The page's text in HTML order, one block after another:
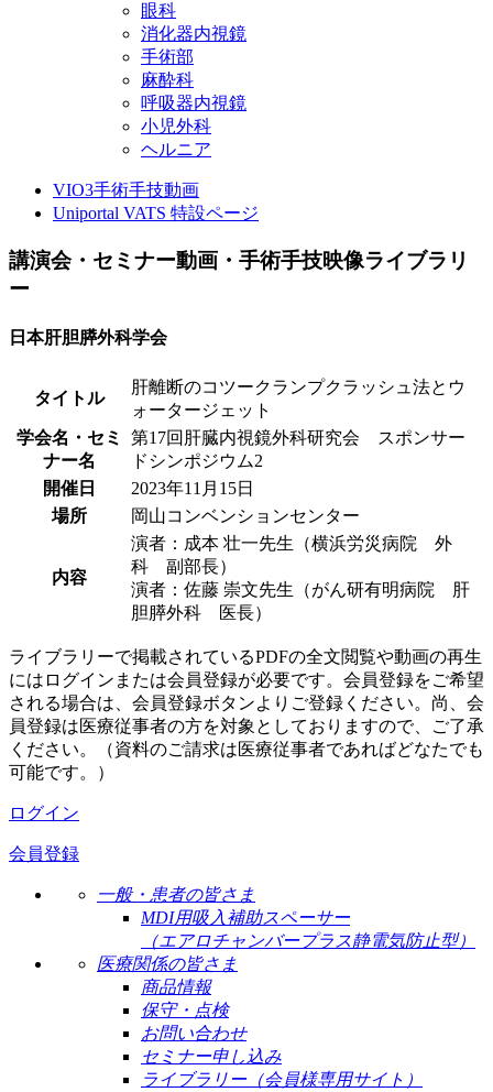
眼科
消化器内視鏡
手術部
麻酔科
呼吸器内視鏡
小児外科
ヘルニア
VIO3手術手技動画
Uniportal VATS 特設ページ
講演会・セミナー動画・手術手技映像ライブラリ
ー
日本肝胆膵外科学会
タイトル
肝離断のコツークランプクラッシュ法とウ
ォータージェット
学会名・セミ
ナー名
第17回肝臓内視鏡外科研究会 スポンサー
ドシンポジウム2
開催日
2023年11月15日
場所
岡山コンベンションセンター
内容
演者：成本 壮一先生（横浜労災病院 外
科 副部長）
演者：佐藤 崇文先生（がん研有明病院 肝
胆膵外科 医長）
ライブラリーで掲載されているPDFの全文閲覧や動画の再生
にはログインまたは会員登録が必要です。会員登録をご希望
される場合は、会員登録ボタンよりご登録ください。尚、会
員登録は医療従事者の方を対象としておりますので、ご了承
ください。（資料のご請求は医療従事者であればどなたでも
可能です。）
ログイン
会員登録
一般・患者の皆さま
MDI用吸入補助スペーサー
（エアロチャンバープラス静電気防止型）
医療関係の皆さま
商品情報
保守・点検
お問い合わせ
セミナー申し込み
ライブラリー（会員様専用サイト）